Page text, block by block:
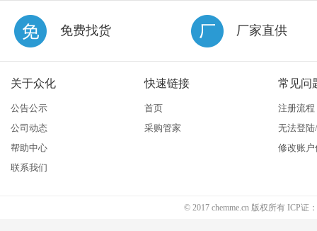
免费找货 厂家直供
关于众化
公告公示
公司动态
帮助中心
联系我们
快速链接
首页
采购管家
常见问
注册流程
无法登
修改账户
© 2017 chemme.cn 版权所有 ICP证：